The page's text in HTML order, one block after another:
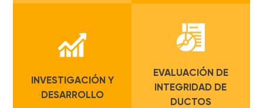
INVESTIGACIÓN Y
DESARROLLO
EVALUACIÓN DE
INTEGRIDAD DE
DUCTOS